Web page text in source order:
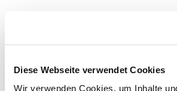
Diese Webseite verwendet Cookies
Wir verwenden Cookies, um Inhalte